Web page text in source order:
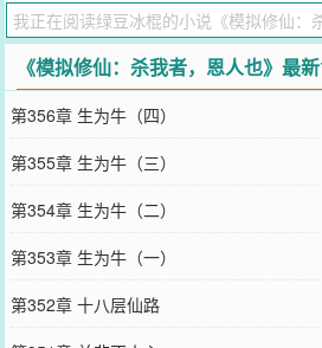
是长生不死，另一个是重活一世。”\n王易
两个贪念一起满足？”\n仙人说：“有的，
子，里面什么都有。
您要是觉得《模拟修仙：杀我者，恩人也
您QQ群和微博微信里的朋友推荐哦！
《模拟修仙：杀我者，恩人也》最
第356章 生为牛（四）
第355章 生为牛（三）
第354章 生为牛（二）
第353章 生为牛（一）
第352章 十八层仙路